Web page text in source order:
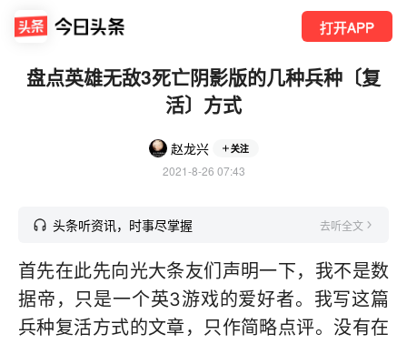
打开APP
盘点英雄无敌3死亡阴影版的几种兵种〔复
活〕方式
赵龙兴 关注
2021-8-26 07:43
头条听资讯，时事尽掌握 去听全文
首先在此先向光大条友们声明一下，我不是数
据帝，只是一个英3游戏的爱好者。我写这篇
兵种复活方式的文章，只作简略点评。没有在